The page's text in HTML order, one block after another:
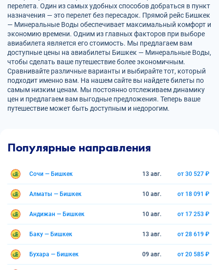
перелета. Один из самых удобных способов добраться в пункт
назначения — это перелет без пересадок. Прямой рейс Бишкек
— Минеральные Воды обеспечивает максимальный комфорт и
экономию времени. Одним из главных факторов при выборе
авиабилета является его стоимость. Мы предлагаем вам
доступные цены на авиабилеты Бишкек — Минеральные Воды,
чтобы сделать ваше путешествие более экономичным.
Сравнивайте различные варианты и выбирайте тот, который
подходит именно вам. На нашем сайте вы найдете билеты по
самым низким ценам. Мы постоянно отслеживаем динамику
цен и предлагаем вам выгодные предложения. Теперь ваше
путешествие может быть доступным и недорогим.
Популярные направления
Сочи — Бишкек 13 авг. от 30 527 ₽
Алматы — Бишкек 10 авг. от 18 091 ₽
Андижан — Бишкек 10 авг. от 17 253 ₽
Баку — Бишкек 13 авг. от 28 619 ₽
Бухара — Бишкек 09 авг. от 20 585 ₽